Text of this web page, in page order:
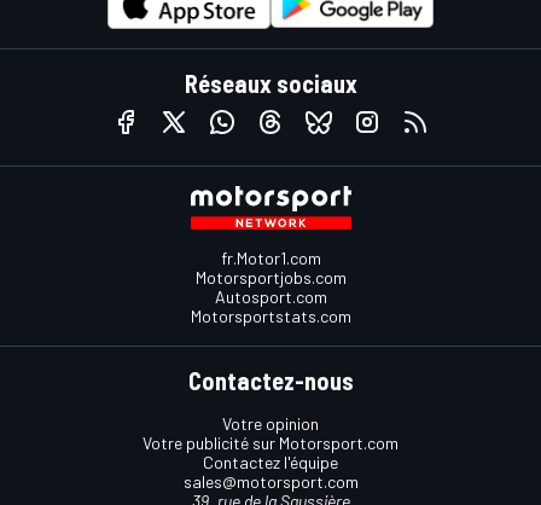
Réseaux sociaux
fr.Motor1.com
Motorsportjobs.com
Autosport.com
Motorsportstats.com
Contactez-nous
Votre opinion
Votre publicité sur Motorsport.com
Contactez l'équipe
sales@motorsport.com
39, rue de la Saussière